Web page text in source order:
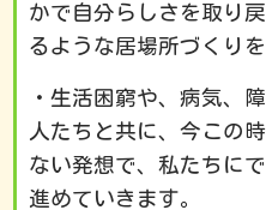
かで自分らしさを取り
るような居場所づくりを
・生活困窮や、病気、
人たちと共に、今この
ない発想で、私たちに
進めていきます。